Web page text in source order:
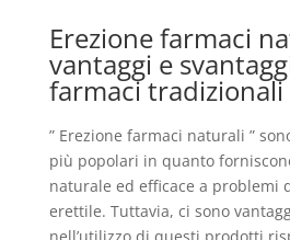
Erezione farmaci
vantaggi e
farmaci tradizionali
” Erezione farmaci naturali ”
più popolari in quanto
naturale ed efficace a problemi
erettile. Tuttavia, ci sono